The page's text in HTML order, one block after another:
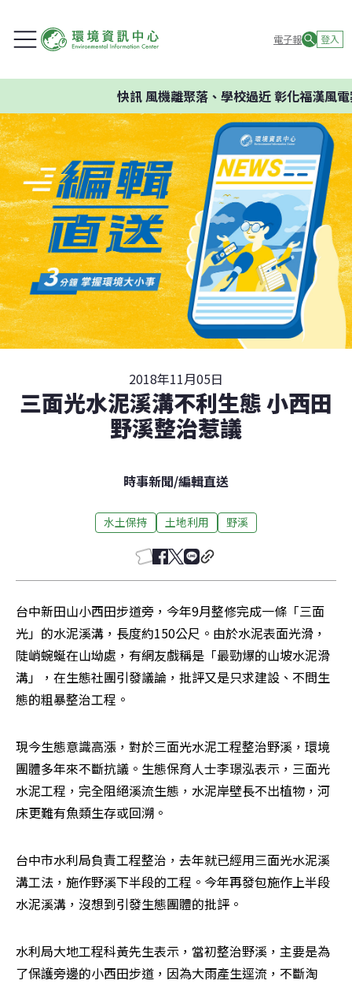
電子報 登入
快訊風機離聚落、學校過近 彰化福漢風電
2018年11月05日
三面光水泥溪溝不利生態 小西田
野溪整治惹議
時事新聞/編輯直送
水土保持 土地利用 野溪
台中新田山小西田步道旁，今年9月整修完成一條「三面
光」的水泥溪溝，長度約150公尺。由於水泥表面光滑，
陡峭蜿蜒在山坳處，有網友戲稱是「最勁爆的山坡水泥滑
溝」，在生態社團引發議論，批評又是只求建設、不問生
態的粗暴整治工程。
現今生態意識高漲，對於三面光水泥工程整治野溪，環境
團體多年來不斷抗議。生態保育人士李璟泓表示，三面光
水泥工程，完全阻絕溪流生態，水泥岸壁長不出植物，河
床更難有魚類生存或回溯。
台中市水利局負責工程整治，去年就已經用三面光水泥溪
溝工法，施作野溪下半段的工程。今年再發包施作上半段
水泥溪溝，沒想到引發生態團體的批評。
水利局大地工程科黃先生表示，當初整治野溪，主要是為
了保護旁邊的小西田步道，因為大雨產生逕流，不斷淘